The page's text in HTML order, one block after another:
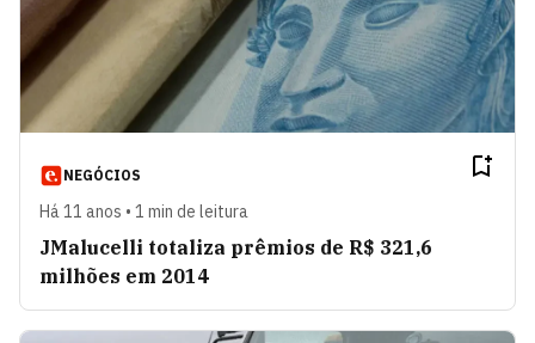
NEGÓCIOS
Há 11 anos • 1 min de leitura
JMalucelli totaliza prêmios de R$ 321,6
milhões em 2014